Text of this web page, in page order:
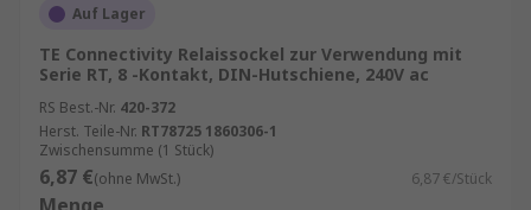
Relaissockel kommen in zahlreichen Branchen
zum Einsatz:
Industrieautomation:
und Maschinen.
Gebäudetechnik:
Heizungs-, Klima- und Lichtsystemen.
Auf Lager
TE Connectivity Relaissockel zur Verwendung mit
Serie RT, 8 -Kontakt, DIN-Hutschiene, 240V ac
RS Best.-Nr. 420-372
Herst. Teile-Nr. RT78725 1860306-1
Zwischensumme (1 Stück)
6,87 €(ohne MwSt.) 6,87 €/Stück